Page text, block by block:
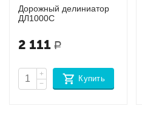
Дорожный делиниатор
ДЛ1000С
2 111 Р
+
−
Купить